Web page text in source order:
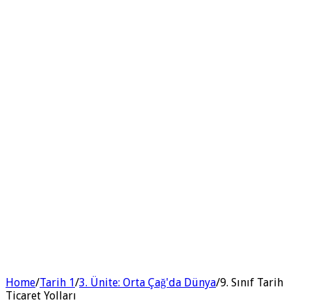
Home/Tarih 1/3. Ünite: Orta Çağ'da Dünya/9. Sınıf Tarih
Ticaret Yolları